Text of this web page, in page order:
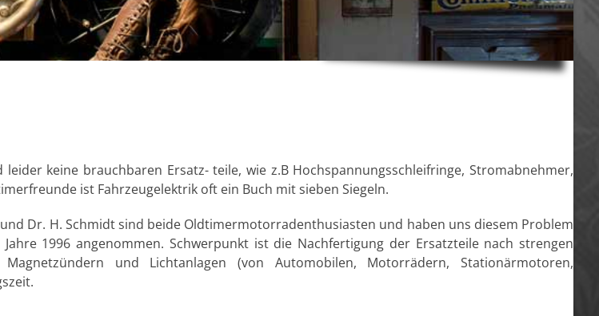
keine brauchbaren Ersatz- teile, wie z.B Hochspannungsschleifringe, Stromabnehmer,
ist Fahrzeugelektrik oft ein Buch mit sieben Siegeln.
Dr. H. Schmidt sind beide Oldtimermotorradenthusiasten und haben uns diesem Problem
1996 angenommen. Schwerpunkt ist die Nachfertigung der Ersatzteile nach strengen
und Lichtanlagen (von Automobilen, Motorrädern, Stationärmotoren,